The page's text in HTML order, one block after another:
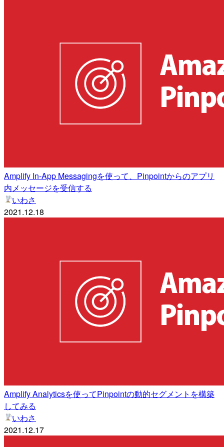
Amplify In-App Messagingを使って、Pinpointからのアプリ
内メッセージを受信する
いわさ
2021.12.18
Amplify Analyticsを使ってPinpointの動的セグメントを構築
してみる
いわさ
2021.12.17